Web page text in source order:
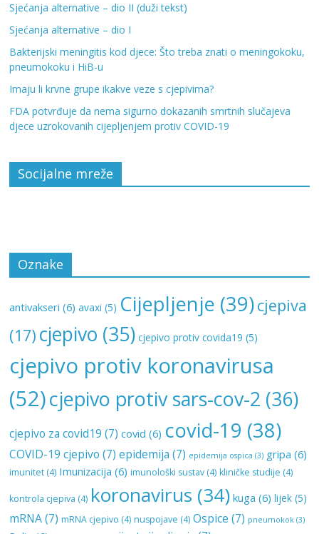
Sjećanja alternative – dio II (duži tekst)
Sjećanja alternative – dio I
Bakterijski meningitis kod djece: Što treba znati o meningokoku,
pneumokoku i HiB-u
Imaju li krvne grupe ikakve veze s cjepivima?
FDA potvrđuje da nema sigurno dokazanih smrtnih slučajeva
djece uzrokovanih cijepljenjem protiv COVID-19
Socijalne mreže
Oznake
antivakseri (6) avaxi (5) Cijepljenje (39)cjepiva
(17) cjepivo (35) cjepivo protiv covida19 (5)
cjepivo protiv koronavirusa
(52)cjepivo protiv sars-cov-2 (36)
cjepivo za covid19 (7) covid (6) covid-19 (38)
COVID-19 cjepivo (7) epidemija (7) epidemija ospica (3) gripa (6)
imunitet (4) Imunizacija (6) imunološki sustav (4) kliničke studije (4)
kontrola cjepiva (4) koronavirus (34) kuga (6) lijek (5)
mRNA(7) mRNA cjepivo (4) nuspojave (4) Ospice (7) pneumokok (3)